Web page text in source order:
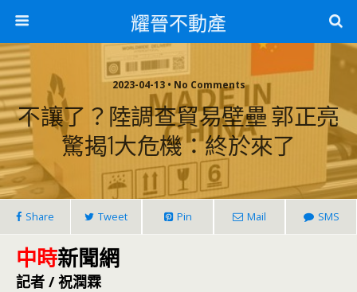
耀晉不動產
2023-04-13 • No Comments
不讓了？陸調查貿易壁壘 郭正亮
驚揭1大危機：終於來了
Share Tweet Pin Mail SMS
中時新聞網
記者 / 祝潤霖